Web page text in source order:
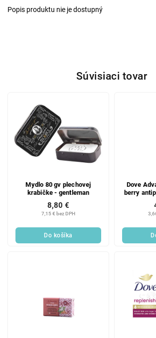
Súvisiaci tovar
Mydlo 80 gv plechovej
krabičke - gentleman
7,15 € bez DPH
8,80 €
Do košíka
Dove
berry
Popis produktu nie je dostupný